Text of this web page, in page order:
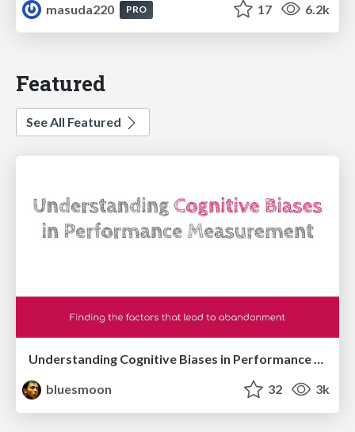
masuda220
PRO 17 6.2k
Featured
See All Featured
Understanding Cognitive Biases in Performance Measurement
bluesmoon
32 3k